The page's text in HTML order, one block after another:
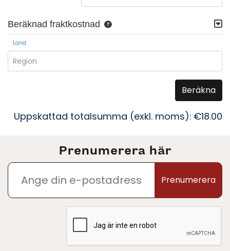
Beräknad fraktkostnad
Land
Region
Beräkna
Uppskattad totalsumma (exkl. moms): €18.00
Prenumerera här
Prenumerera